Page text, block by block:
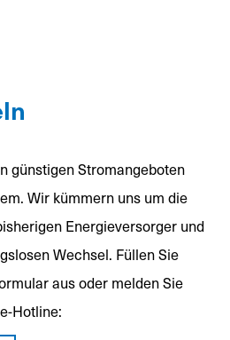
günstigen Stromangeboten
Wir kümmern uns um die
Energieversorger und
Wechsel. Füllen Sie
aus oder melden Sie
Hotline: